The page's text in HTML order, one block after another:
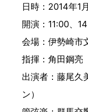
日時： 2014年1
開演：11:00、
会場：伊勢崎市
指揮：角田鋼亮
出演者：藤尾久
ン）